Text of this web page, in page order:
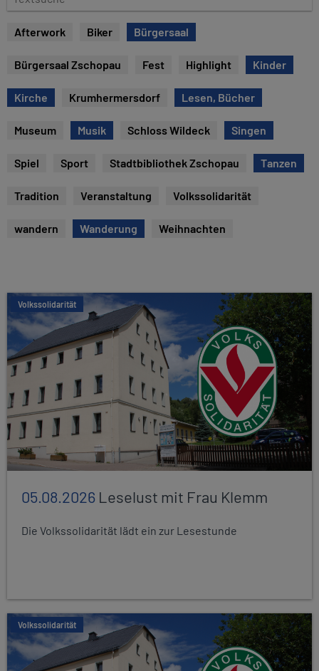
e
c
Afterwork Biker Bürgersaal
Bürgersaal Zschopau Fest Highlight Kinder
Kirche Krumhermersdorf Lesen, Bücher
Museum Musik Schloss Wildeck Singen
Spiel Sport Stadtbibliothek Zschopau Tanzen
Tradition Veranstaltung Volkssolidarität
wandern Wanderung Weihnachten
Volkssolidarität
05.08.2026 Leselust mit Frau Klemm
Die Volkssolidarität lädt ein zur Lesestunde
Volkssolidarität